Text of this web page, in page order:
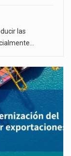
las